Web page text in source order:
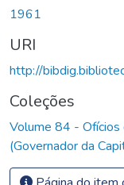
1961
URI
http://
Coleções
Volume 84 - Ofícios
(Governador da